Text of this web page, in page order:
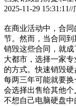
2025-11-29
在商业活动中，合
节。然而，当合同
销毁这些合同，就
大都市，选择一家
的方式。快速销毁
每两三年可能就要
会选择出售给其他
不想自己电脑硬盘